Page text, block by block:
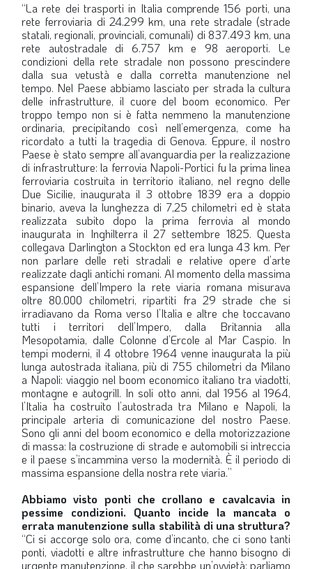
“La rete dei trasporti in Italia comprende 156 porti, una
rete ferroviaria di 24.299 km, una rete stradale (strade
statali, regionali, provinciali, comunali) di 837.493 km, una
rete autostradale di 6.757 km e 98 aeroporti. Le
condizioni della rete stradale non possono prescindere
dalla sua vetustà e dalla corretta manutenzione nel
tempo. Nel Paese abbiamo lasciato per strada la cultura
delle infrastrutture, il cuore del boom economico. Per
troppo tempo non si è fatta nemmeno la manutenzione
ordinaria, precipitando così nell’emergenza, come ha
ricordato a tutti la tragedia di Genova. Eppure, il nostro
Paese è stato sempre all’avanguardia per la realizzazione
di infrastrutture: la ferrovia Napoli-Portici fu la prima linea
ferroviaria costruita in territorio italiano, nel regno delle
Due Sicilie, inaugurata il 3 ottobre 1839 era a doppio
binario, aveva la lunghezza di 7,25 chilometri ed è stata
realizzata subito dopo la prima ferrovia al mondo
inaugurata in Inghilterra il 27 settembre 1825. Questa
collegava Darlington a Stockton ed era lunga 43 km. Per
non parlare delle reti stradali e relative opere d’arte
realizzate dagli antichi romani. Al momento della massima
espansione dell’Impero la rete viaria romana misurava
oltre 80.000 chilometri, ripartiti fra 29 strade che si
irradiavano da Roma verso l’Italia e altre che toccavano
tutti i territori dell’Impero, dalla Britannia alla
Mesopotamia, dalle Colonne d’Ercole al Mar Caspio. In
tempi moderni, il 4 ottobre 1964 venne inaugurata la più
lunga autostrada italiana, più di 755 chilometri da Milano
a Napoli: viaggio nel boom economico italiano tra viadotti,
montagne e autogrill. In soli otto anni, dal 1956 al 1964,
l’Italia ha costruito l’autostrada tra Milano e Napoli, la
principale arteria di comunicazione del nostro Paese.
Sono gli anni del boom economico e della motorizzazione
di massa: la costruzione di strade e automobili si intreccia
e il paese s’incammina verso la modernità. È il periodo di
massima espansione della nostra rete viaria.”
Abbiamo visto ponti che crollano e cavalcavia in
pessime condizioni. Quanto incide la mancata o
errata manutenzione sulla stabilità di una struttura?
“Ci si accorge solo ora, come d’incanto, che ci sono tanti
ponti, viadotti e altre infrastrutture che hanno bisogno di
urgente manutenzione, il che sarebbe un’ovvietà: parliamo